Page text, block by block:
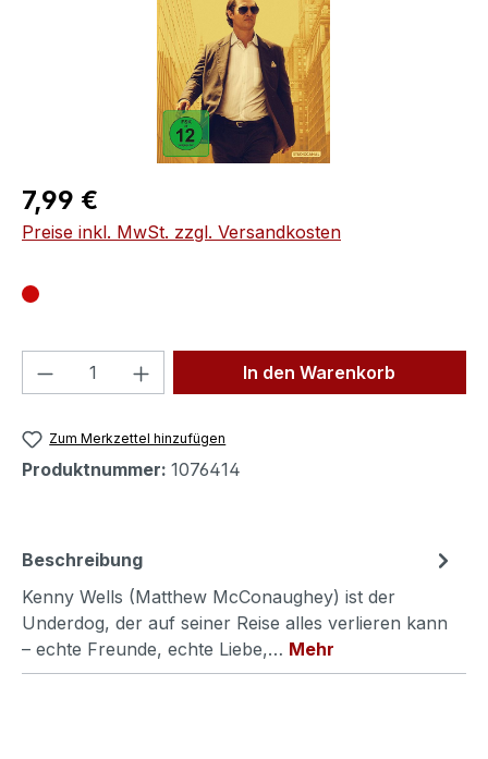
Regulärer Preis:
7,99 €
Preise inkl. MwSt. zzgl. Versandkosten
Produkt Anzahl: Gib denIn den Warenkorb
Zum Merkzettel hinzufügen
Produktnummer: 1076414
Beschreibung
Kenny Wells (Matthew McConaughey) ist der
Underdog, der auf seiner Reise alles verlieren kann
– echte Freunde, echte Liebe,… Mehr